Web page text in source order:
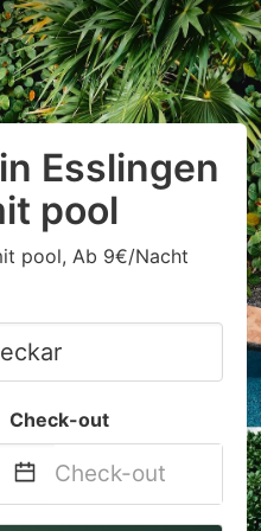
Esslingen
pool
pool, Ab 9€/Nacht
Check-out
Navigate